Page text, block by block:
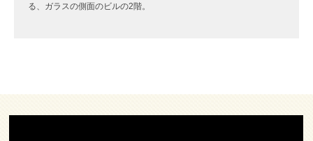
る、ガラスの側面のビルの2階。